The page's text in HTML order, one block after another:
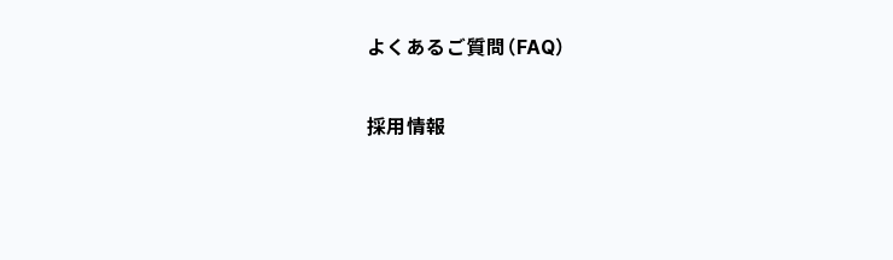
よくあるご質問（FAQ）
採用情報